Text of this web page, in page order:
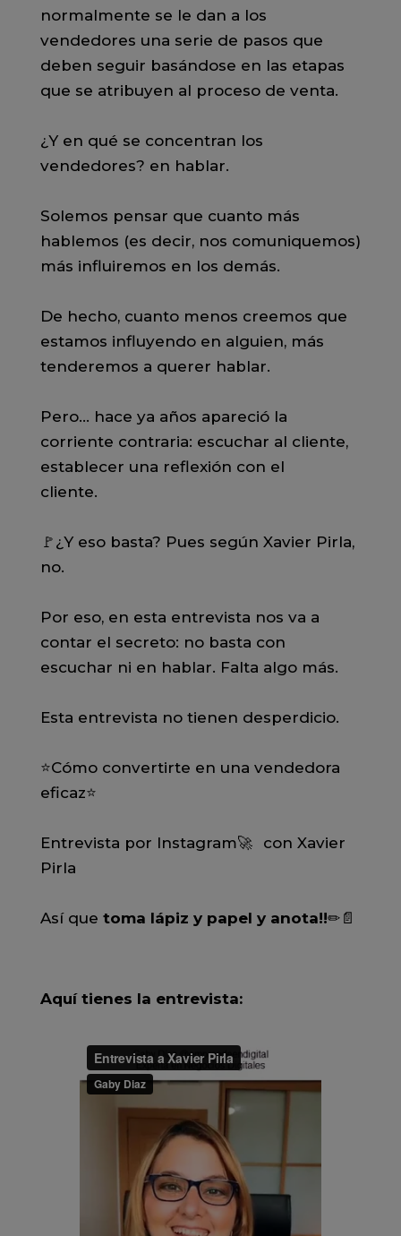
normalmente se le dan a los
vendedores una serie de pasos que
deben seguir basándose en las etapas
que se atribuyen al proceso de venta.⠀⠀
¿Y en qué se concentran los
vendedores? en hablar. ⠀⠀
Solemos pensar que cuanto más
hablemos (es decir, nos comuniquemos)
más influiremos en los demás. ⠀⠀
De hecho, cuanto menos creemos que
estamos influyendo en alguien, más
tenderemos a querer hablar.⠀⠀
Pero... hace ya años apareció la
corriente contraria: escuchar al cliente,
establecer una reflexión con el
cliente.⠀⠀
🚩¿Y eso basta? Pues según Xavier Pirla,
no.⠀⠀
Por eso, en esta entrevista nos va a
contar el secreto: no basta con
escuchar ni en hablar. Falta algo más.⠀⠀
Esta entrevista no tienen desperdicio.
⭐️Cómo convertirte en una vendedora
eficaz⁣⭐️⠀⁣⠀⠀
Entrevista por Instagram🚀⠀con Xavier
Pirla⠀⁣⠀⁣⠀⠀
Así que toma lápiz y papel y anota!!✏📄
Aquí tienes la entrevista:⠀